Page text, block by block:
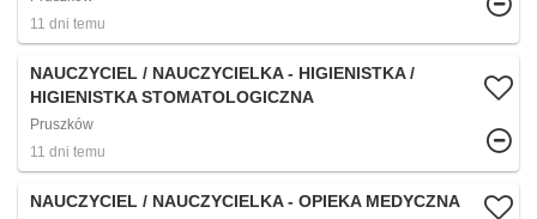
11 dni temu
NAUCZYCIEL / NAUCZYCIELKA - HIGIENISTKA /
HIGIENISTKA STOMATOLOGICZNA
Pruszków
11 dni temu
NAUCZYCIEL / NAUCZYCIELKA - OPIEKA MEDYCZNA